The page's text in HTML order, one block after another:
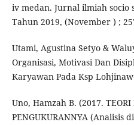
iv medan. Jurnal ilmiah socio
Tahun 2019, (November ) ;
Utami, Agustina Setyo &
Organisasi, Motivasi Dan
Karyawan Pada Ksp
Uno, Hamzah B. (2017.
PENGUKURANNYA (Analisis